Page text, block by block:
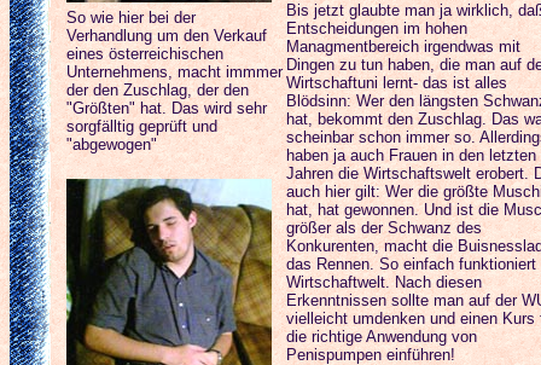
So wie hier bei der
Verhandlung um den Verkauf
eines österreichischen
Unternehmens, macht immmer
der den Zuschlag, der den
"Größten" hat. Das wird sehr
sorgfälltig geprüft und
"abgewogen"
Bis jetzt glaubte man ja wirklich,
Entscheidungen im hohen
Managmentbereich irgendwas mit
Dingen zu tun haben, die man auf
Wirtschaftuni lernt- das ist alles
Blödsinn: Wer den längsten
hat, bekommt den Zuschlag. Das
scheinbar schon immer so.
haben ja auch Frauen in den letzten
Jahren die Wirtschaftswelt erobert.
auch hier gilt: Wer die größte
hat, hat gewonnen. Und ist die
größer als der Schwanz des
Konkurenten, macht die
das Rennen. So einfach funktioniert
Wirtschaftwelt. Nach diesen
Erkenntnissen sollte man auf der
vielleicht umdenken und einen Kurs
die richtige Anwendung von
Penispumpen einführen!